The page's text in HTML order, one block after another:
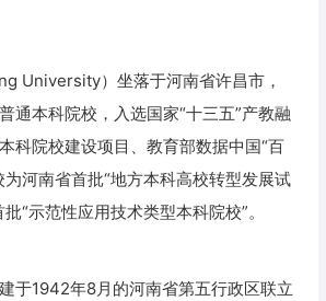
University）坐落于河南省许昌市，
通本科院校，入选国家“十三五”产教融
科院校建设项目、教育部数据中国“百
河南省首批“地方本科高校转型发展试
“示范性应用技术类型本科院校”。
于1942年8月的河南省第五行政区联立